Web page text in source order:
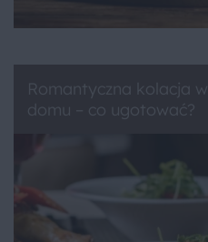
Romantyczna kolacja w
domu – co ugotować?